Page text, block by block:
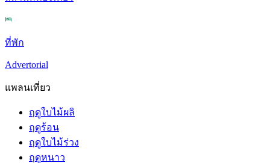
ที่พัก
Advertorial
แพลนเที่ยว
ฤดูใบไม้ผลิ
ฤดูร้อน
ฤดูใบไม้ร่วง
ฤดูหนาว